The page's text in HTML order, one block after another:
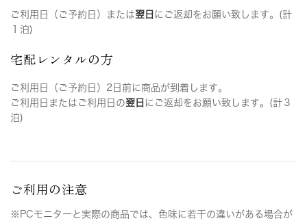
ご利用日（ご予約日）または翌日 にご返却をお願い致します。(計
１泊)
宅配レンタルの方
ご利用日（ご予約日）2日前に商品が到着します。
ご利用日またはご利用日の翌日 にご返却をお願い致します。(計３
泊)
ご利用の注意
※PCモニターと実際の商品では、色味に若干の違いがある場合が